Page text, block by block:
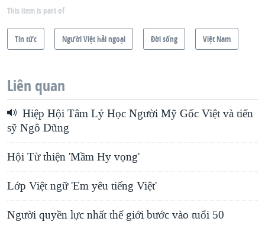
This item is part of
Tin tức Người Việt hải ngoại Ðời sống Việt Nam
Liên quan
Hiệp Hội Tâm Lý Học Người Mỹ Gốc Việt và tiến
sỹ Ngô Dũng
Hội Từ thiện 'Mầm Hy vọng'
Lớp Việt ngữ 'Em yêu tiếng Việt'
Người quyền lực nhất thế giới bước vào tuổi 50